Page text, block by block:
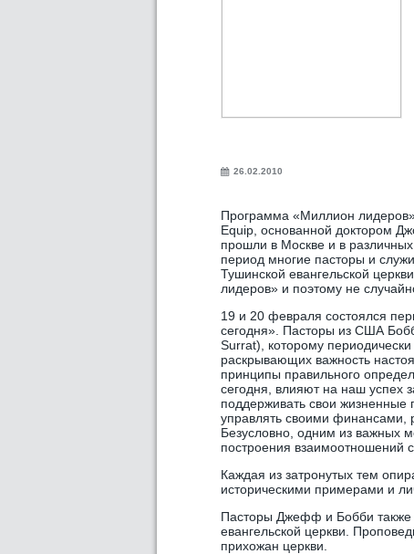
26.02.2010
Программа «Миллион
Equip, основанной доктором
прошли в Москве и в
период многие пасторы и
Тушинской евангельской
лидеров» и поэтому не
19 и 20 февраля состоялся
сегодня». Пасторы из США
Surrat), которому
раскрывающих важность
принципы правильного
сегодня, влияют на наш успех
поддерживать свои жизненные
управлять своими финансами,
Безусловно, одним из важных
построения взаимоотношений
Каждая из затронутых тем
историческими примерами и
Пасторы Джефф и Бобби также
евангельской церкви.
прихожан церкви.